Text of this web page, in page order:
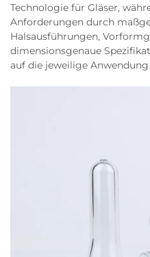
Technologie für Gläser,
Anforderungen durch
Halsausführungen,
dimensionsgenaue
auf die jeweilige